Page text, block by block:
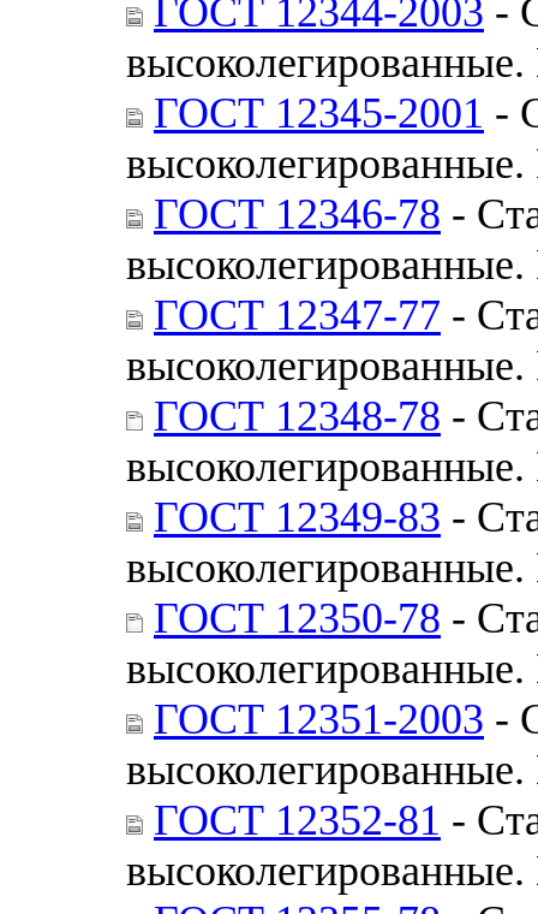
ГОСТ 12344-2003 -
ГОСТ 12345-2001 -
ГОСТ 12346-78 -
ГОСТ 12347-77 -
ГОСТ 12348-78 -
ГОСТ 12349-83 -
ГОСТ 12350-78 -
ГОСТ 12351-2003 -
ГОСТ 12352-81 -